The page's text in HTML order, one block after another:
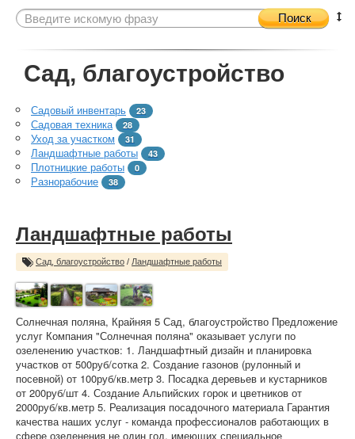
Поиск
Сад, благоустройство
Садовый инвентарь 23
Садовая техника 28
Уход за участком 31
Ландшафтные работы 43
Плотницкие работы 0
Разнорабочие 38
Ландшафтные работы
Сад, благоустройство / Ландшафтные работы
Солнечная поляна, Крайняя 5 Сад, благоустройство Предложение
услуг Компания "Солнечная поляна" оказывает услуги по
озеленению участков: 1. Ландшафтный дизайн и планировка
участков от 500руб/сотка 2. Создание газонов (рулонный и
посевной) от 100руб/кв.метр 3. Посадка деревьев и кустарников
от 200руб/шт 4. Создание Альпийских горок и цветников от
2000руб/кв.метр 5. Реализация посадочного материала Гарантия
качества наших услуг - команда профессионалов работающих в
сфере озеленения не один год, имеющих специальное